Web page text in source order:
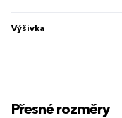
Výšivka
Přesné rozměry